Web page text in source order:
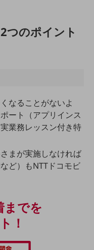
ちら
つのポイント
なることがないよ
ート（アプリインス
業務レッスン付き特
まが実施しなければ
ど）もNTTドコモビ
までを
！